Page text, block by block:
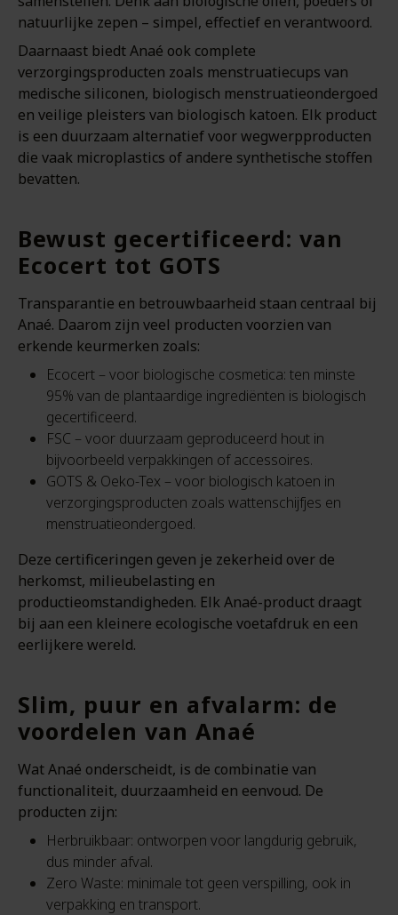
natuurlijke zepen – simpel, effectief en verantwoord.
Daarnaast biedt Anaé ook complete
verzorgingsproducten zoals menstruatiecups van
medische siliconen, biologisch menstruatieondergoed
en veilige pleisters van biologisch katoen. Elk product
is een duurzaam alternatief voor wegwerpproducten
die vaak microplastics of andere synthetische stoffen
bevatten.
Bewust gecertificeerd: van
Ecocert tot GOTS
Transparantie en betrouwbaarheid staan centraal bij
Anaé. Daarom zijn veel producten voorzien van
erkende keurmerken zoals:
Ecocert – voor biologische cosmetica: ten minste
95% van de plantaardige ingrediënten is biologisch
gecertificeerd.
FSC – voor duurzaam geproduceerd hout in
bijvoorbeeld verpakkingen of accessoires.
GOTS & Oeko-Tex – voor biologisch katoen in
verzorgingsproducten zoals wattenschijfjes en
menstruatieondergoed.
Deze certificeringen geven je zekerheid over de
herkomst, milieubelasting en
productieomstandigheden. Elk Anaé-product draagt
bij aan een kleinere ecologische voetafdruk en een
eerlijkere wereld.
Slim, puur en afvalarm: de
voordelen van Anaé
Wat Anaé onderscheidt, is de combinatie van
functionaliteit, duurzaamheid en eenvoud. De
producten zijn:
Herbruikbaar: ontworpen voor langdurig gebruik,
dus minder afval.
Zero Waste: minimale tot geen verspilling, ook in
verpakking en transport.